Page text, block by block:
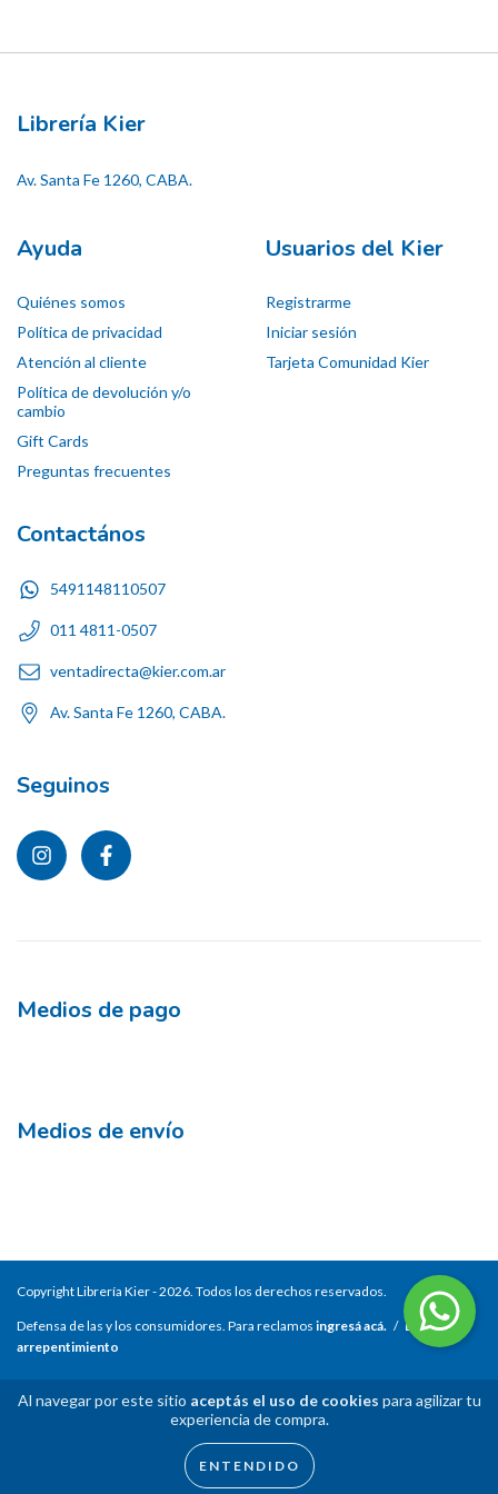
Al navegar por este sitio aceptás el uso de cookies para agilizar tu
experiencia de compra.
ENTENDIDO
Librería Kier
Av. Santa Fe 1260, CABA.
Ayuda
Quiénes somos
Política de privacidad
Atención al cliente
Política de devolución y/o
cambio
Gift Cards
Preguntas frecuentes
Usuarios del Kier
Registrarme
Iniciar sesión
Tarjeta Comunidad Kier
Contactános
5491148110507
011 4811-0507
ventadirecta@kier.com.ar
Av. Santa Fe 1260, CABA.
Seguinos
Medios de pago
Medios de envío
Copyright Librería Kier - 2026. Todos los derechos reservados.
Defensa de las y los consumidores. Para reclamos ingresá acá. / Botón de
arrepentimiento